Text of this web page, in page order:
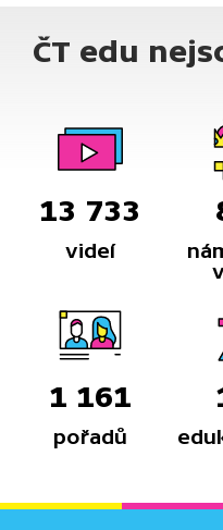
recept na
ČT edu
13 733
videí
1 161
pořadů